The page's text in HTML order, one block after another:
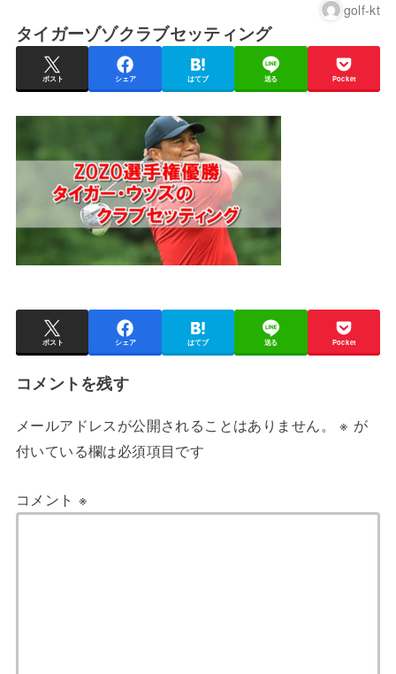
golf-kt
タイガーゾゾクラブセッティング
ポスト シェア はてブ 送る Pocket
ポスト シェア はてブ 送る Pocket
コメントを残す
メールアドレスが公開されることはありません。 ※ が
付いている欄は必須項目です
コメント ※